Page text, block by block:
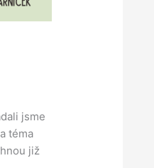
jsme
téma
již